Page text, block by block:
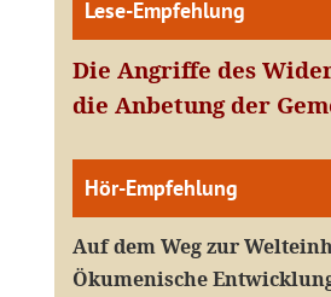
Lese-Empfehlung
Die Angriffe des
die Anbetung der
Hör-Empfehlung
Auf dem Weg zur
Ökumenische